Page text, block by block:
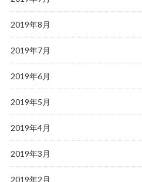
2019年8月
2019年7月
2019年6月
2019年5月
2019年4月
2019年3月
2019年2月